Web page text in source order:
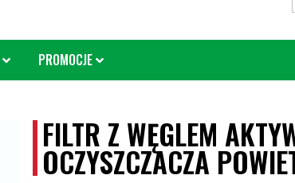
PROMOCJE
FILTR Z WĘGLEM
OCZYSZCZACZA